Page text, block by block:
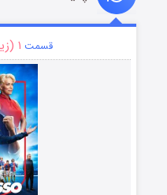
قسمت ۱ (زیرنویس)